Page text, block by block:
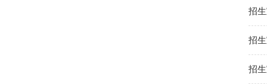
招
招
招